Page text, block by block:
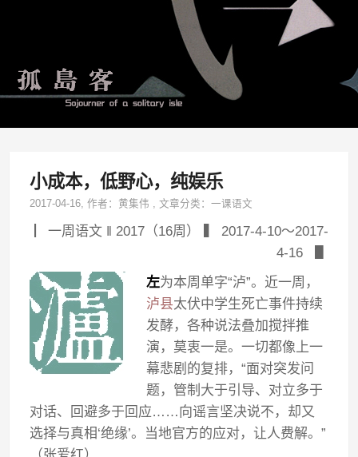
小成本，低野心，纯娱乐
2017-04-16, 作者：黄集伟 ,文章分类：一课语文
▏一周语文 ‖ 2017（16周） ▍ 2017-4-10～2017-
4-16 ▋
左为本周单字“泸”。近一周，
泸县太伏中学生死亡事件持续
发酵，各种说法叠加搅拌推
演，莫衷一是。一切都像上一
幕悲剧的复排，“面对突发问
题，管制大于引导、对立多于
对话、回避多于回应……向谣言坚决说不，却又
选择与真相‘绝缘’。当地官方的应对，让人费解。”